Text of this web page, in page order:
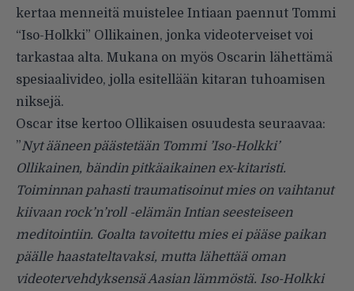
kertaa menneitä muistelee Intiaan paennut Tommi
“Iso-Holkki” Ollikainen, jonka videoterveiset voi
tarkastaa alta. Mukana on myös Oscarin lähettämä
spesiaalivideo, jolla esitellään kitaran tuhoamisen
niksejä.
Oscar itse kertoo Ollikaisen osuudesta seuraavaa:
”Nyt ääneen päästetään Tommi ’Iso-Holkki’
Ollikainen, bändin pitkäaikainen ex-kitaristi.
Toiminnan pahasti traumatisoinut mies on vaihtanut
kiivaan rock’n’roll -elämän Intian seesteiseen
meditointiin. Goalta tavoitettu mies ei pääse paikan
päälle haastateltavaksi, mutta lähettää oman
videotervehdyksensä Aasian lämmöstä. Iso-Holkki